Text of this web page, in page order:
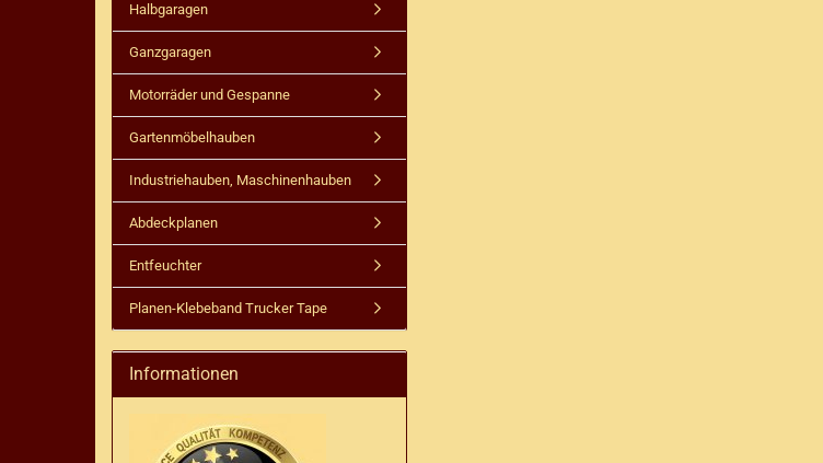
Halbgaragen
Ganzgaragen
Motorräder und Gespanne
Gartenmöbelhauben
Industriehauben, Maschinenhauben
Abdeckplanen
Entfeuchter
Planen-Klebeband Trucker Tape
Informationen